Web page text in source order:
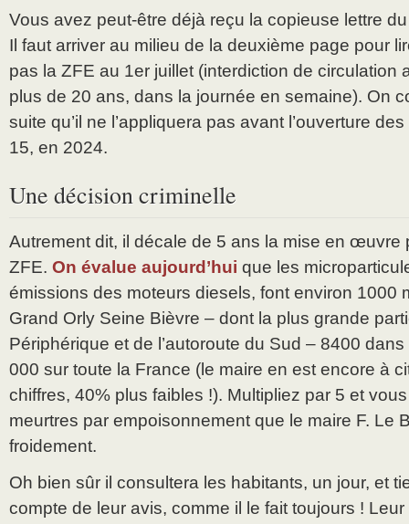
Vous avez peut-être déjà reçu la copieuse lettre
Il faut arriver au milieu de la deuxième page pour
pas la ZFE au 1er juillet (interdiction de circulation
plus de 20 ans, dans la journée en semaine). On
suite qu’il ne l’appliquera pas avant l’ouverture
15, en 2024.
Une décision criminelle
Autrement dit, il décale de 5 ans la mise en œuvre
ZFE. On évalue aujourd’hui que les
émissions des moteurs diesels, font environ 1000
Grand Orly Seine Bièvre – dont la plus grande
Périphérique et de l’autoroute du Sud – 8400
000 sur toute la France (le maire en est encore à
chiffres, 40% plus faibles !). Multipliez par 5 et
meurtres par empoisonnement que le maire F. Le
froidement.
Oh bien sûr il consultera les habitants, un jour, et
compte de leur avis, comme il le fait toujours !